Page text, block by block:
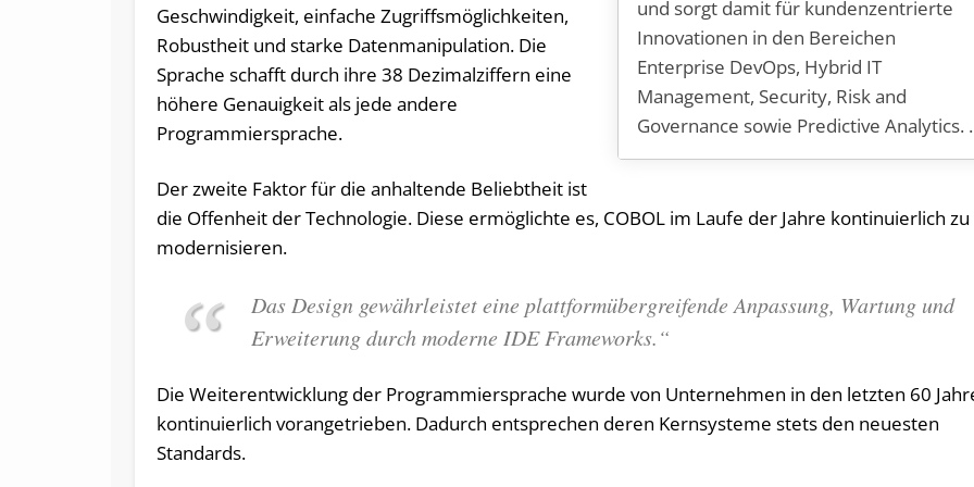
und sorgt damit für kundenzentrierte
Innovationen in den Bereichen
Enterprise DevOps, Hybrid IT
Management, Security, Risk and
Governance sowie Predictive Analytics. .
Geschwindigkeit, einfache Zugriffsmöglichkeiten,
Robustheit und starke Datenmanipulation. Die
Sprache schafft durch ihre 38 Dezimalziffern eine
höhere Genauigkeit als jede andere
Programmiersprache.
Der zweite Faktor für die anhaltende Beliebtheit ist
die Offenheit der Technologie. Diese ermöglichte es, COBOL im Laufe der Jahre kontinuierlich zu
modernisieren.
Das Design gewährleistet eine plattformübergreifende Anpassung, Wartung und
Erweiterung durch moderne IDE Frameworks.“
Die Weiterentwicklung der Programmiersprache wurde von Unternehmen in den letzten 60
kontinuierlich vorangetrieben. Dadurch entsprechen deren Kernsysteme stets den neuesten
Standards.